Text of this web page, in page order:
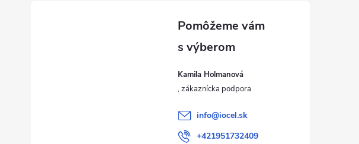
Kamila Holmanová
info@iocel.sk
+421951732409